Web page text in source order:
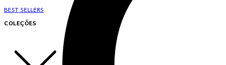
BEST SELLERS
COLEÇÕES